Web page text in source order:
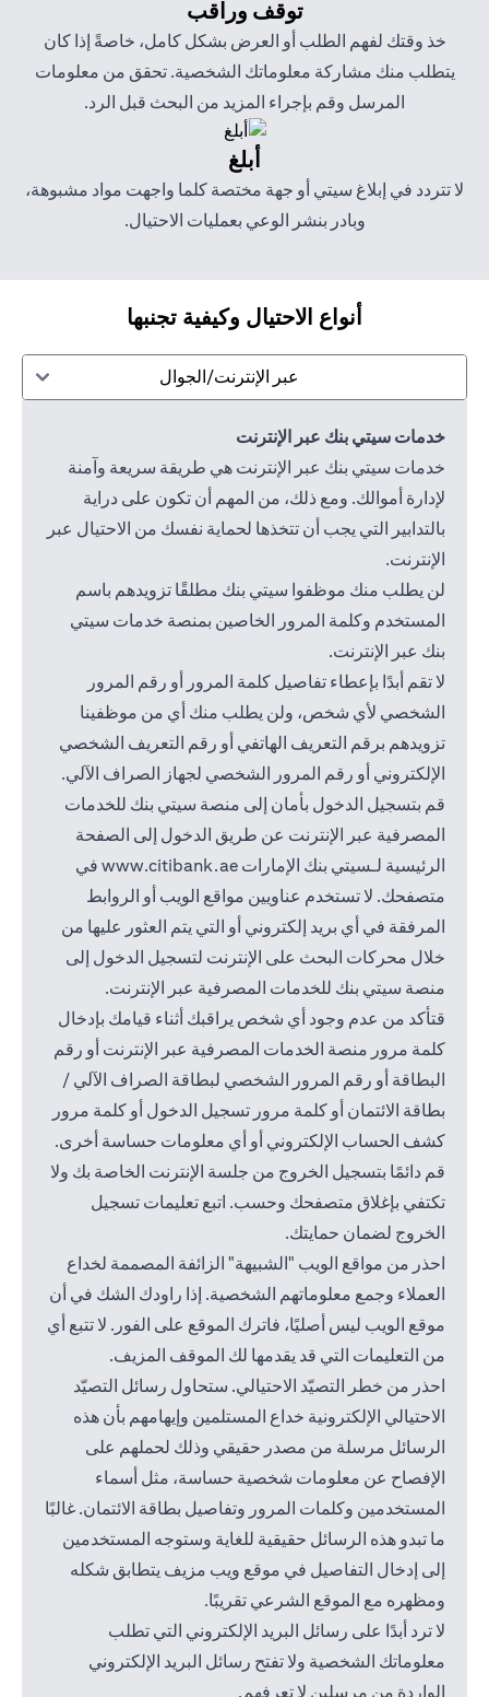
توقف وراقب
خذ وقتك لفهم الطلب أو العرض بشكل كامل، خاصةً إذا كان
يتطلب منك مشاركة معلوماتك الشخصية. تحقق من معلومات
المرسل وقم بإجراء المزيد من البحث قبل الرد.
أبلغ
لا تتردد في إبلاغ سيتي أو جهة مختصة كلما واجهت مواد مشبوهة،
وبادر بنشر الوعي بعمليات الاحتيال.
أنواع الاحتيال وكيفية تجنبها
عبر الإنترنت/الجوال
خدمات سيتي بنك عبر الإنترنت
خدمات سيتي بنك عبر الإنترنت هي طريقة سريعة وآمنة
لإدارة أموالك. ومع ذلك، من المهم أن تكون على دراية
بالتدابير التي يجب أن تتخذها لحماية نفسك من الاحتيال عبر
الإنترنت.
لن يطلب منك موظفوا سيتي بنك مطلقًا تزويدهم باسم
المستخدم وكلمة المرور الخاصين بمنصة خدمات سيتي
بنك عبر الإنترنت.
لا تقم أبدًا بإعطاء تفاصيل كلمة المرور أو رقم المرور
الشخصي لأي شخص، ولن يطلب منك أي من موظفينا
تزويدهم برقم التعريف الهاتفي أو رقم التعريف الشخصي
الإلكتروني أو رقم المرور الشخصي لجهاز الصراف الآلي.
قم بتسجيل الدخول بأمان إلى منصة سيتي بنك للخدمات
المصرفية عبر الإنترنت عن طريق الدخول إلى الصفحة
الرئيسية لـسيتي بنك الإمارات www.citibank.ae
(opens in a new tab)في
متصفحك. لا تستخدم عناويين مواقع الويب أو الروابط
المرفقة في أي بريد إلكتروني أو التي يتم العثور عليها من
خلال محركات البحث على الإنترنت لتسجيل الدخول إلى
منصة سيتي بنك للخدمات المصرفية عبر الإنترنت.
قتأكد من عدم وجود أي شخص يراقبك أثناء قيامك بإدخال
كلمة مرور منصة الخدمات المصرفية عبر الإنترنت أو رقم
البطاقة أو رقم المرور الشخصي لبطاقة الصراف الآلي /
بطاقة الائتمان أو كلمة مرور تسجيل الدخول أو كلمة مرور
كشف الحساب الإلكتروني أو أي معلومات حساسة أخرى.
قم دائمًا بتسجيل الخروج من جلسة الإنترنت الخاصة بك ولا
تكتفي بإغلاق متصفحك وحسب. اتبع تعليمات تسجيل
الخروج لضمان حمايتك.
احذر من مواقع الويب "الشبيهة" الزائفة المصممة لخداع
العملاء وجمع معلوماتهم الشخصية. إذا راودك الشك في أن
موقع الويب ليس أصليًا، فاترك الموقع على الفور. لا تتبع أي
من التعليمات التي قد يقدمها لك الموقف المزيف.
احذر من خطر التصيّد الاحتيالي. ستحاول رسائل التصيّد
الاحتيالي الإلكترونية خداع المستلمين وإيهامهم بأن هذه
الرسائل مرسلة من مصدر حقيقي وذلك لحملهم على
الإفصاح عن معلومات شخصية حساسة، مثل أسماء
المستخدمين وكلمات المرور وتفاصيل بطاقة الائتمان. غالبًا
ما تبدو هذه الرسائل حقيقية للغاية وستوجه المستخدمين
إلى إدخال التفاصيل في موقع ويب مزيف يتطابق شكله
ومظهره مع الموقع الشرعي تقريبًا.
لا ترد أبدًا على رسائل البريد الإلكتروني التي تطلب
معلوماتك الشخصية ولا تفتح رسائل البريد الإلكتروني
الواردة من مرسلين لا تعرفهم.